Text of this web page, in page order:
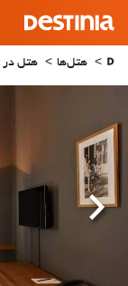
هتل‌ها هتل در Europe
قبلی